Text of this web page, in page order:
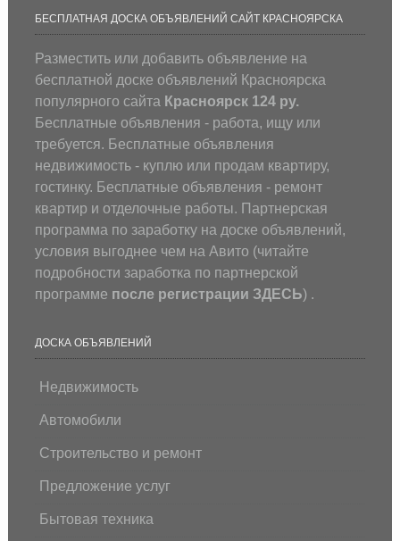
БЕСПЛАТНАЯ ДОСКА ОБЪЯВЛЕНИЙ САЙТ КРАСНОЯРСКА
Разместить или добавить объявление на
бесплатной доске объявлений Красноярска
популярного сайта Красноярск 124 ру.
Бесплатные объявления - работа, ищу или
требуется. Бесплатные объявления
недвижимость - куплю или продам квартиру,
гостинку. Бесплатные объявления - ремонт
квартир и отделочные работы. Партнерская
программа по заработку на доске объявлений,
условия выгоднее чем на Авито (читайте
подробности заработка по партнерской
программе после регистрации ЗДЕСЬ) .
ДОСКА ОБЪЯВЛЕНИЙ
Недвижимость
Автомобили
Строительство и ремонт
Предложение услуг
Бытовая техника